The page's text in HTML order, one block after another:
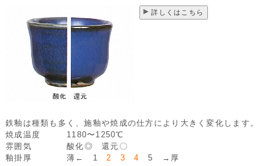
詳しくはこちら
鉄釉は種類も多く、施釉や焼成の仕方により大きく変化します。
焼成温度
1180〜1250℃
雰囲気
酸化◎ 還元〇
釉掛厚
薄← 12 3 4 5 →厚